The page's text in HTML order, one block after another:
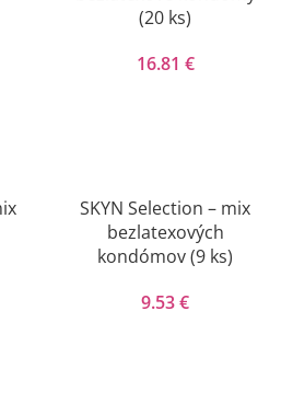
(20 ks)
16.81 €
SKYN Selection – mix
bezlatexových
kondómov (9 ks)
9.53€